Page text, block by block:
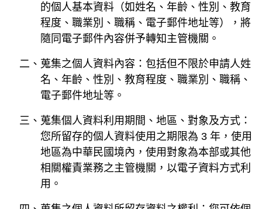
的個人基本資料（如姓名、年齡、性別、教育
程度、職業別、職稱、電子郵件地址等），將
隨同電子郵件內容併予轉知主管機關。
二、蒐集之個人資料內容：包括但不限於申請人姓
名、年齡、性別、教育程度、職業別、職稱、
電子郵件地址等。
三、蒐集個人資料利用期間、地區、對象及方式：
您所留存的個人資料使用之期限為 3 年，使用
地區為中華民國境內，使用對象為本部或其他
相關權責業務之主管機關，以電子資料方式利
用。